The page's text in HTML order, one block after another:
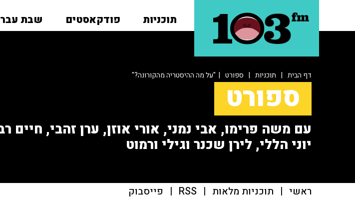
תוכניות פודקאסטים שבת
דף הבית | תוכניות | ספורט | "על מה ההיסטריה מהקורונה?"
ספורט
עם משה פרימו, אבי נמני, אורי אוזן, ערן זהבי, חיים
יוני הללי, לירן שכנר וגילי ורמוט
ראשי | תוכניות מלאות |
RSS
| פייסבוק